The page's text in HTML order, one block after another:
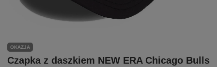
OKAZJA
Czapka z daszkiem NEW ERA Chicago Bulls